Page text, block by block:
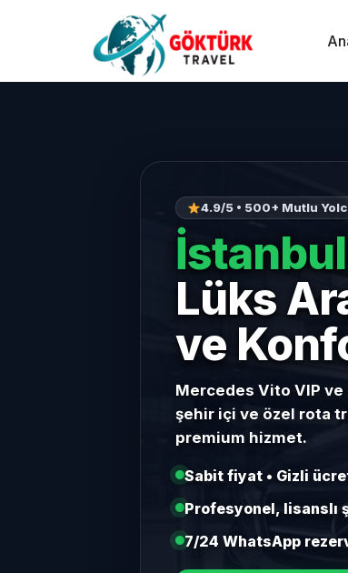
4.9/5 • 500+ Mutlu
Lüks
ve
Mercedes Vito VIP
şehir içi ve özel rota
premium hizmet.
Sabit fiyat • Gizli
Profesyonel, lisanslı
7/24 WhatsApp